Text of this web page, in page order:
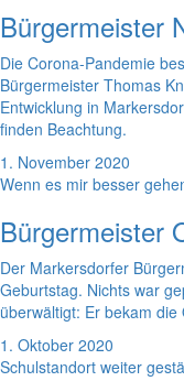
Bürgermeister
Die Corona-Pandemie
Bürgermeister Thomas
Entwicklung in
finden Beachtung.
1. November 2020
Wenn es mir besser
Bürgermeister
Der Markersdorfer
Geburtstag. Nichts war
überwältigt: Er bekam
1. Oktober 2020
Schulstandort weiter